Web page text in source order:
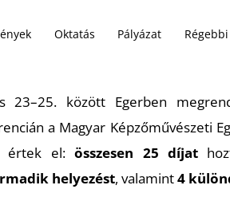
Oktatás Pályázat
23–25. között Egerben
a Magyar Képzőművészeti
értek el:összesen 25 díjat
helyezést, valamint4